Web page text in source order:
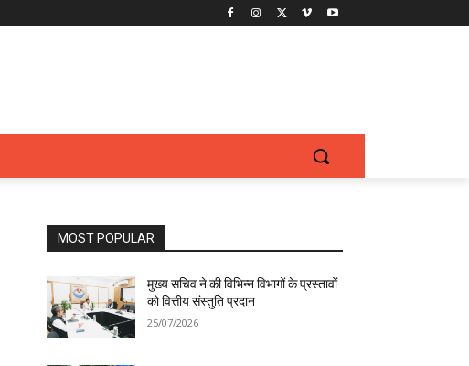
MOST POPULAR
मुख्य सचिव ने की विभिन्न विभागों के प्रस्तावों
को वित्तीय संस्तुति प्रदान
25/07/2026